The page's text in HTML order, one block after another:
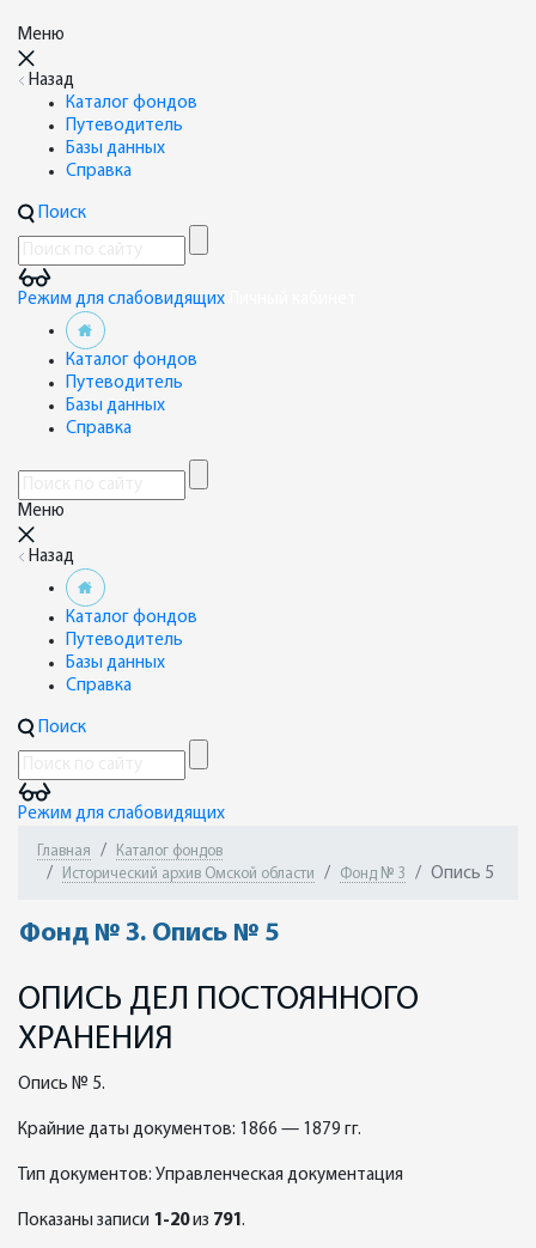
Меню
Назад
Каталог фондов
Путеводитель
Базы данных
Справка
Поиск
Режим для слабовидящих
Каталог фондов
Путеводитель
Базы данных
Справка
Меню
Назад
Каталог фондов
Путеводитель
Базы данных
Справка
Поиск
Режим для слабовидящих
Главная
Каталог фондов
Исторический архив Омской области
Фонд № 3 Опись 5
Фонд № 3. Опись № 5
ОПИСЬ ДЕЛ ПОСТОЯННОГО
ХРАНЕНИЯ
Опись № 5.
Крайние даты документов: 1866 — 1879 гг.
Тип документов: Управленческая документация
Показаны записи 1-20из 791.